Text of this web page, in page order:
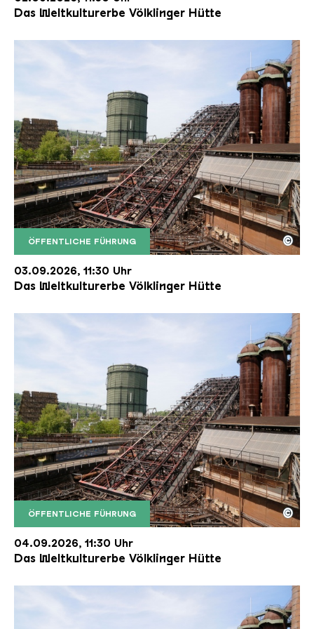
Das Weltkulturerbe Völklinger Hütte
ÖFFENTLICHE FÜHRUNG
Der Erzschrägaufzug der Völklinger Hütte mit
Copyright: Weltkulturerbe Völklinger Hütte | Karl
©
03.09.2026, 11:30 Uhr
Das Weltkulturerbe Völklinger Hütte
ÖFFENTLICHE FÜHRUNG
Der Erzschrägaufzug der Völklinger Hütte mit
Copyright: Weltkulturerbe Völklinger Hütte | Karl
©
04.09.2026, 11:30 Uhr
Das Weltkulturerbe Völklinger Hütte